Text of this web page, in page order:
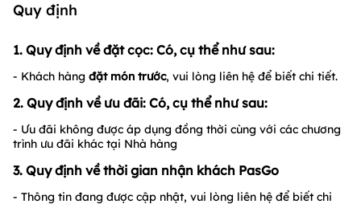
Quy định
1. Quy định về đặt cọc: Có, cụ thể như sau:
- Khách hàng đặt món trước, vui lòng liên hệ để biết chi tiết.
2. Quy định về ưu đãi: Có, cụ thể như sau:
- Ưu đãi không được áp dụng đồng thời cùng với các chương
trình ưu đãi khác tại Nhà hàng
3. Quy định về thời gian nhận khách PasGo
- Thông tin đang được cập nhật, vui lòng liên hệ để biết chi